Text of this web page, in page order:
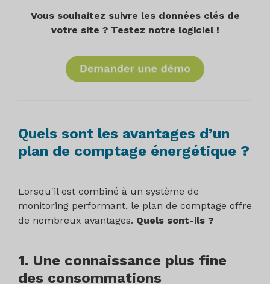
Vous souhaitez suivre les données clés de
votre site ? Testez notre logiciel !
Quels sont les avantages d’un
plan de comptage énergétique ?
Lorsqu'il est combiné à un système de
monitoring performant, le plan de comptage offre
de nombreux avantages. Quels sont-ils ?
1. Une connaissance plus fine
des consommations